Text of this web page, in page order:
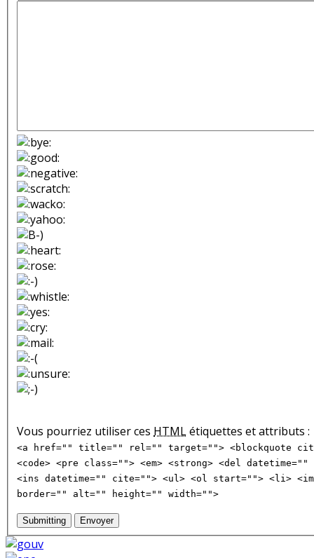
Vous pourriez utiliser ces HTMLétiquettes et attributs :
<a href="" title="" rel="" target=""> <blockquote
<code> <pre class=""> <em> <strong> <del
<ins datetime="" cite=""> <ul> <ol start=""> <li>
border="" alt="" height="" width="">
Submitting Envoyer